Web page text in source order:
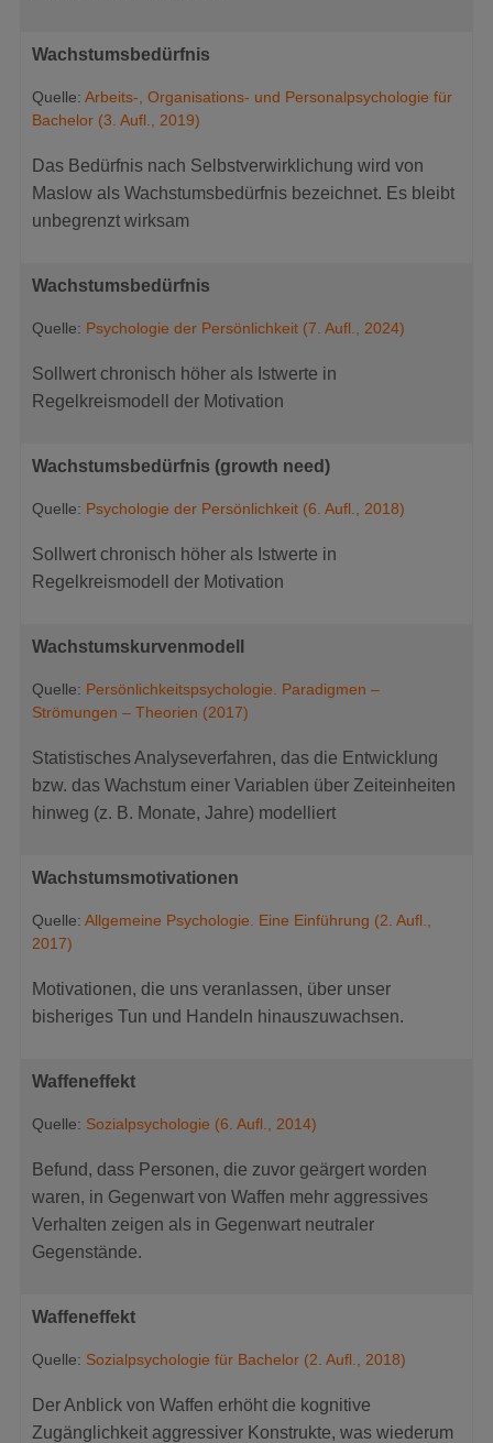
Wachstumsbedürfnis
Quelle: Arbeits-, Organisations- und Personalpsychologie für
Bachelor (3. Aufl., 2019)
Das Bedürfnis nach Selbstverwirklichung wird von
Maslow als Wachstumsbedürfnis bezeichnet. Es bleibt
unbegrenzt wirksam
Wachstumsbedürfnis
Quelle: Psychologie der Persönlichkeit (7. Aufl., 2024)
Sollwert chronisch höher als Istwerte in
Regelkreismodell der Motivation
Wachstumsbedürfnis (growth need)
Quelle: Psychologie der Persönlichkeit (6. Aufl., 2018)
Sollwert chronisch höher als Istwerte in
Regelkreismodell der Motivation
Wachstumskurvenmodell
Quelle: Persönlichkeitspsychologie. Paradigmen –
Strömungen – Theorien (2017)
Statistisches Analyseverfahren, das die Entwicklung
bzw. das Wachstum einer Variablen über Zeiteinheiten
hinweg (z. B. Monate, Jahre) modelliert
Wachstumsmotivationen
Quelle: Allgemeine Psychologie. Eine Einführung (2. Aufl.,
2017)
Motivationen, die uns veranlassen, über unser
bisheriges Tun und Handeln hinauszuwachsen.
Waffeneffekt
Quelle: Sozialpsychologie (6. Aufl., 2014)
Befund, dass Personen, die zuvor geärgert worden
waren, in Gegenwart von Waffen mehr aggressives
Verhalten zeigen als in Gegenwart neutraler
Gegenstände.
Waffeneffekt
Quelle: Sozialpsychologie für Bachelor (2. Aufl., 2018)
Der Anblick von Waffen erhöht die kognitive
Zugänglichkeit aggressiver Konstrukte, was wiederum